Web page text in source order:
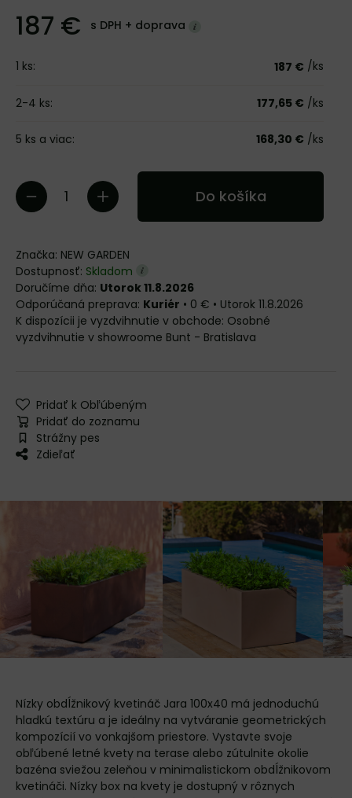
187 € s DPH + doprava
1 ks: 187 € /ks
2-4 ks: 177,65 € /ks
5 ks a viac: 168,30 € /ks
Do košíka
Značka: NEW GARDEN
Dostupnosť: Skladom
Doručíme dňa: Utorok 11.8.2026
Kuriér • 0 € • Utorok 11.8.2026
Osobné
vyzdvihnutie v showroome Bunt - Bratislava
Pridať k Obľúbeným
Pridať do zoznamu
Strážny pes
Zdieľať
Nízky obdĺžnikový kvetináč Jara 100x40 má jednoduchú
hladkú textúru a je ideálny na vytváranie geometrických
kompozícií vo vonkajšom priestore. Vystavte svoje
obľúbené letné kvety na terase alebo zútulnite okolie
bazéna sviežou zeleňou v minimalistickom obdĺžnikovom
kvetináči. Nízky box na kvety je dostupný v rôznych